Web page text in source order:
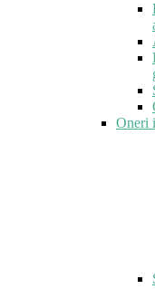
Oneri